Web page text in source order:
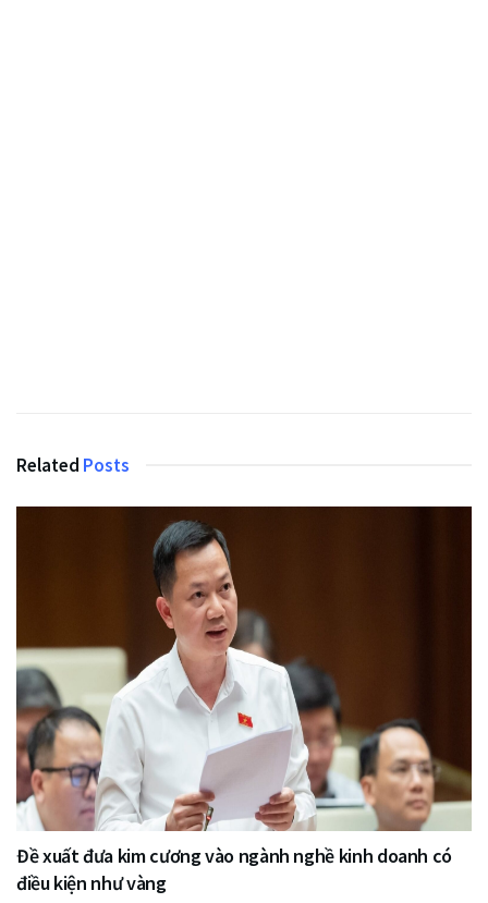
Related Posts
Đề xuất đưa kim cương vào ngành nghề kinh doanh có
điều kiện như vàng